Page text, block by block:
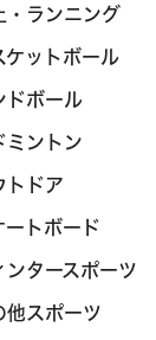
・ランニング
ケットボール
ドボール
ミントン
トドア
ートボード
ンタースポーツ
他スポーツ